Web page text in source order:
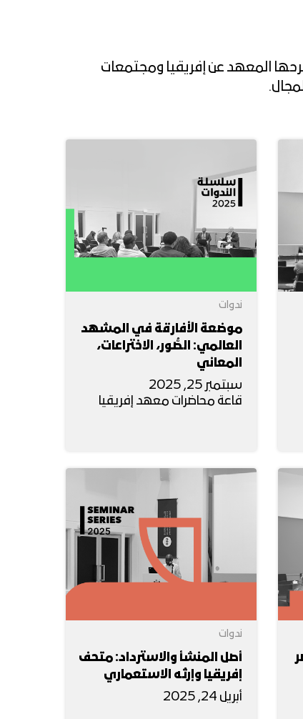
المعهد عن إفريقيا ومجتمعات
ندوات
موضعة الأفارقة في المشهد
العالمي: الصُّور، الاختراعات،
المعاني
سبتمبر 25, 2025
قاعة محاضرات معهد إفريقيا
ندوات
أصل المنشأ والاسترداد: متحف
إفريقيا وإرثه الاستعماري
أبريل 24, 2025